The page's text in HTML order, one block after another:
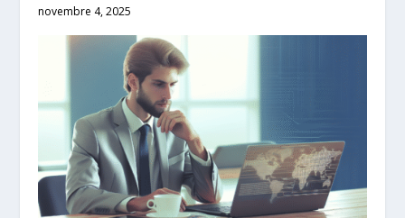
novembre 4, 2025